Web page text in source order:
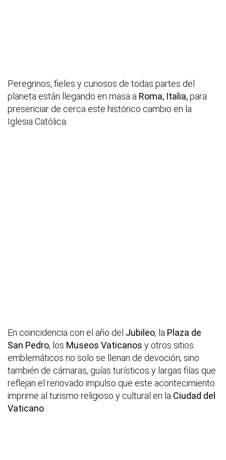
Peregrinos, fieles y curiosos de todas partes del
planeta están llegando en masa a Roma, Italia,para
presenciar de cerca este histórico cambio en la
Iglesia Católica.
En coincidencia con el año del Jubileo, la Plaza de
San Pedro, los Museos Vaticanos y otros sitios
emblemáticos no solo se llenan de devoción, sino
también de cámaras, guías turísticos y largas filas que
reflejan el renovado impulso que este acontecimiento
imprime al turismo religioso y cultural en la Ciudad del
Vaticano